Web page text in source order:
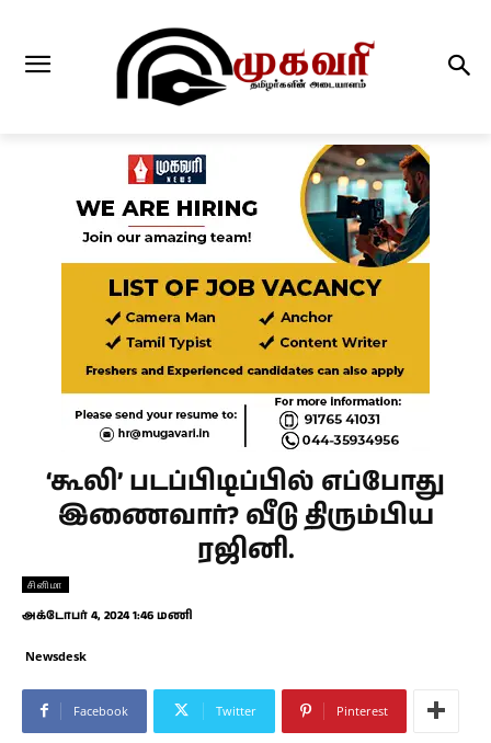
‘கூலி’ படப்பிடிப்பில் எப்போது
இணைவார்? வீடு திரும்பிய
ரஜினி.
சினிமா
அக்டோபர் 4, 2024 1:46 மணி
Newsdesk
Facebook Twitter Pinterest